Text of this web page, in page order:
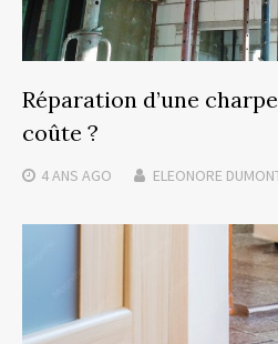
Réparation d’une
coûte ?
4 ANS AGO ELEONORE